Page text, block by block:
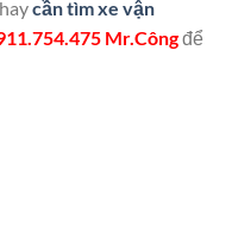
haycần tìm xe vận
Mr.Côngđể